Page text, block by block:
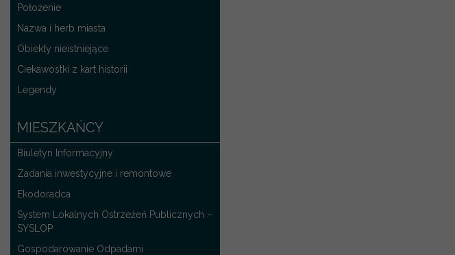
Położenie
Nazwa i herb miasta
Obiekty nieistniejące
Ciekawostki z kart historii
Legendy
MIESZKAŃCY
Biuletyn Informacyjny
Zadania inwestycyjne i remontowe
Ekodoradca
System Lokalnych Ostrzeżeń Publicznych –
SYSLOP
Gospodarowanie Odpadami